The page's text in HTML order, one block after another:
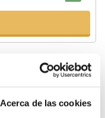
Acerca de las cookies